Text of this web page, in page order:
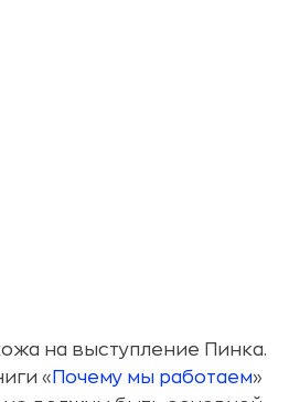
на выступление Пинка.
« Почему мы работаем»